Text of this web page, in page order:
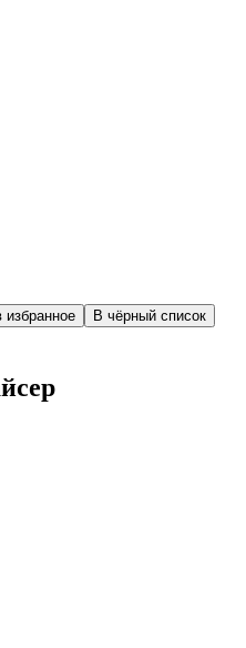
избранное
В чёрный список